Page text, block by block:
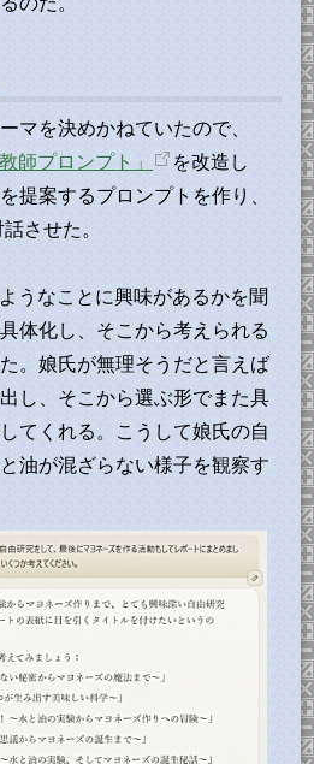
マを決めかねていたので、
師プロンプト」
を改造し
提案するプロンプトを作り、
させた。
うなことに興味があるかを聞
体化し、そこから考えられる
。娘氏が無理そうだと言えば
し、そこから選ぶ形でまた具
てくれる。こうして娘氏の自
油が混ざらない様子を観察す